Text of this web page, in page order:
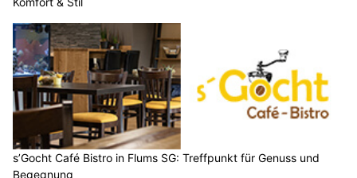
s’Gocht Café Bistro in Flums SG: Treffpunkt für Genuss und
Begegnung